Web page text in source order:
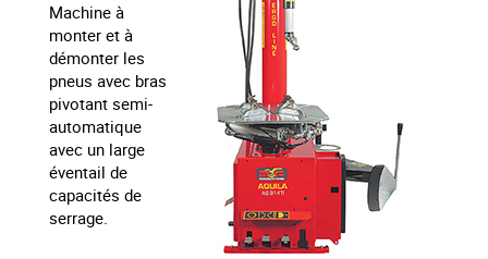
Machine à
monter et à
démonter les
pneus avec bras
pivotant semi-
automatique
avec un large
éventail de
capacités de
serrage.